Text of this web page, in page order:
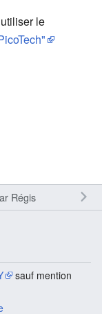
le
Régis
sauf mention